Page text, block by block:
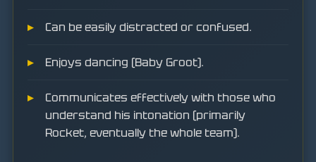
Can be easily distracted or confused.
Enjoys dancing (Baby Groot).
Communicates effectively with those who
understand his intonation (primarily
Rocket, eventually the whole team).